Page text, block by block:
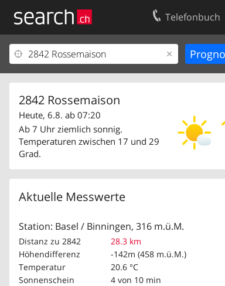
Telefonbuch
2842 Rossemaison
Heute, 6.8. ab 07:20
Ab 7 Uhr ziemlich sonnig.
Temperaturen zwischen 17 und 29
Grad.
Aktuelle Messwerte
Station: Basel / Binningen, 316 m.ü.M.
Distanz zu 2842
28.3 km
Höhendifferenz
-142m (458 m.ü.M.)
Temperatur
20.6 °C
Sonnenschein
4 von 10 min
Ihr Eintrag
Kundencenter Geschäftskunden